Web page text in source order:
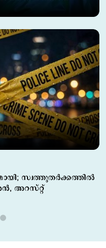
സ്വത്തുതര്‍ക്കത്തില്‍
അറസ്റ്റ്